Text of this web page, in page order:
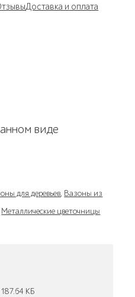
Доставка и оплата
виде
для деревьев, Вазоны из
Металлические цветочницы
187.64 KБ